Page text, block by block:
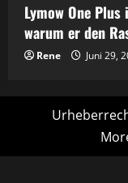
Lymow One
warum er den
Rene Juni 29,